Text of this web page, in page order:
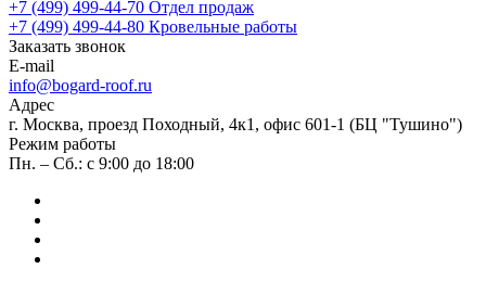
+7 (499) 499-44-70 Отдел продаж
+7 (499) 499-44-80 Кровельные работы
Заказать звонок
E-mail
info@bogard-roof.ru
Адрес
г. Москва, проезд Походный, 4к1, офис 601-1 (БЦ "Тушино")
Режим работы
Пн. – Сб.: с 9:00 до 18:00